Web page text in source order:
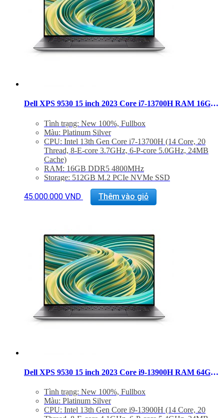
Dell XPS 9530 15 inch 2023 Core i7-13700H RAM 16GB SSD 512GB OLED RTX 4050
Tình trạng: New 100%, Fullbox
Màu: Platinum Silver
CPU: Intel 13th Gen Core i7-13700H (14 Core, 20
Thread, 8-E-core 3.7GHz, 6-P-core 5.0GHz, 24MB
Cache)
RAM: 16GB DDR5 4800MHz
Storage: 512GB M.2 PCIe NVMe SSD
InfinityEdge Touch Anti-reflective 400-Nit Display
VGA: NVIDIA GeForce RTX 4050 4GB GDDR6
45.000.000 VND Thêm vào giỏ
Dell XPS 9530 15 inch 2023 Core i9-13900H RAM 64GB SSD 512GB FHD+ RTX 4060
Tình trạng: New 100%, Fullbox
Màu: Platinum Silver
CPU: Intel 13th Gen Core i9-13900H (14 Core, 20